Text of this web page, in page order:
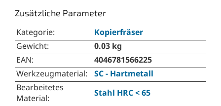
Zusätzliche Parameter
Kategorie:
Kopierfräser
Gewicht:
0.03 kg
EAN:
4046781566225
Werkzeugmaterial:
SC - Hartmetall
Bearbeitetes
Material:
Stahl HRC < 65